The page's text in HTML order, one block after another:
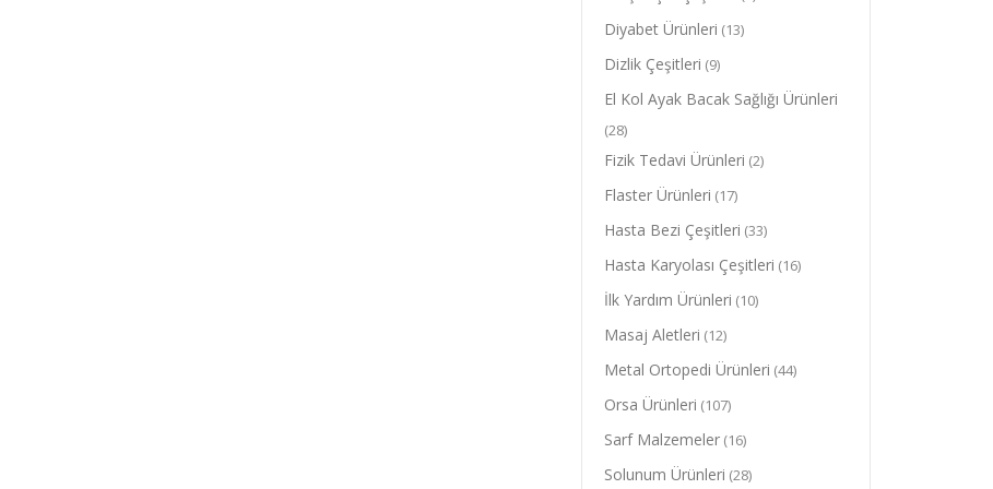
Diyabet Ürünleri (13)
Dizlik Çeşitleri (9)
El Kol Ayak Bacak Sağlığı Ürünleri
(28)
Fizik Tedavi Ürünleri (2)
Flaster Ürünleri (17)
Hasta Bezi Çeşitleri (33)
Hasta Karyolası Çeşitleri (16)
İlk Yardım Ürünleri (10)
Masaj Aletleri (12)
Metal Ortopedi Ürünleri (44)
Orsa Ürünleri (107)
Sarf Malzemeler (16)
Solunum Ürünleri (28)